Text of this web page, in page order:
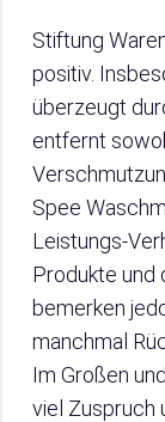
Stiftung
positiv.
überzeugt
entfernt
Spee
Leistungs-
Produkte und
bemerken
manchmal
Im Großen
viel Zuspruch